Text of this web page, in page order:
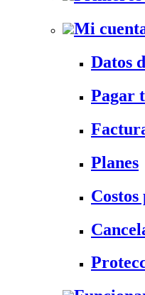
Mi
Datos
Pagar
Planes